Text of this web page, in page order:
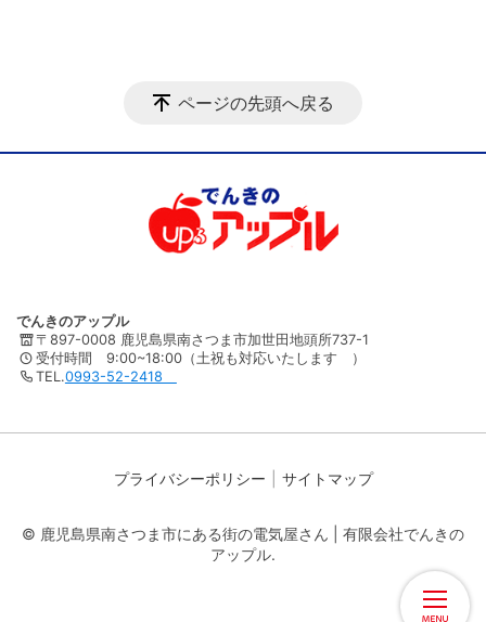
ページの先頭へ戻る
でんきのアップル
〒897-0008 鹿児島県南さつま市加世田地頭所737-1
受付時間 9:00~18:00（土祝も対応いたします ）
TEL.0993-52-2418
プライバシーポリシー サイトマップ
© 鹿児島県南さつま市にある街の電気屋さん | 有限会社でんきの
アップル.